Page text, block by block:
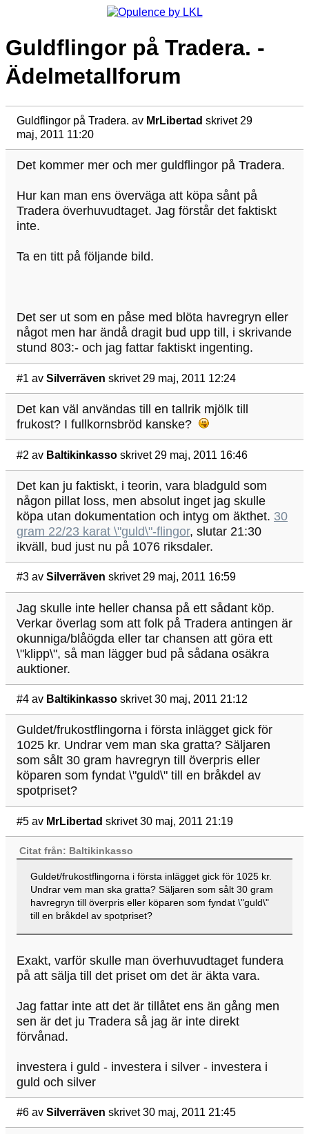
Guldflingor på Tradera. -
Ädelmetallforum
Guldflingor på Tradera. av MrLibertad skrivet 29
maj, 2011 11:20
Det kommer mer och mer guldflingor på Tradera.
Hur kan man ens överväga att köpa sånt på
Tradera överhuvudtaget. Jag förstår det faktiskt
inte.
Ta en titt på följande bild.
Det ser ut som en påse med blöta havregryn eller
något men har ändå dragit bud upp till, i skrivande
stund 803:- och jag fattar faktiskt ingenting.
#1 av Silverräven skrivet 29 maj, 2011 12:24
Det kan väl användas till en tallrik mjölk till
frukost? I fullkornsbröd kanske?
#2 av Baltikinkasso skrivet 29 maj, 2011 16:46
Det kan ju faktiskt, i teorin, vara bladguld som
någon pillat loss, men absolut inget jag skulle
köpa utan dokumentation och intyg om äkthet. 30
gram 22/23 karat \"guld\"-flingor, slutar 21:30
ikväll, bud just nu på 1076 riksdaler.
#3 av Silverräven skrivet 29 maj, 2011 16:59
Jag skulle inte heller chansa på ett sådant köp.
Verkar överlag som att folk på Tradera antingen är
okunniga/blåögda eller tar chansen att göra ett
\"klipp\", så man lägger bud på sådana osäkra
auktioner.
#4 av Baltikinkasso skrivet 30 maj, 2011 21:12
Guldet/frukostflingorna i första inlägget gick för
1025 kr. Undrar vem man ska gratta? Säljaren
som sålt 30 gram havregryn till överpris eller
köparen som fyndat \"guld\" till en bråkdel av
spotpriset?
#5 av MrLibertad skrivet 30 maj, 2011 21:19
Citat från: Baltikinkasso
Guldet/frukostflingorna i första inlägget gick för 1025 kr.
Undrar vem man ska gratta? Säljaren som sålt 30 gram
havregryn till överpris eller köparen som fyndat \"guld\"
till en bråkdel av spotpriset?
Exakt, varför skulle man överhuvudtaget fundera
på att sälja till det priset om det är äkta vara.
Jag fattar inte att det är tillåtet ens än gång men
sen är det ju Tradera så jag är inte direkt
förvånad.
investera i guld - investera i silver - investera i
guld och silver
#6 av Silverräven skrivet 30 maj, 2011 21:45